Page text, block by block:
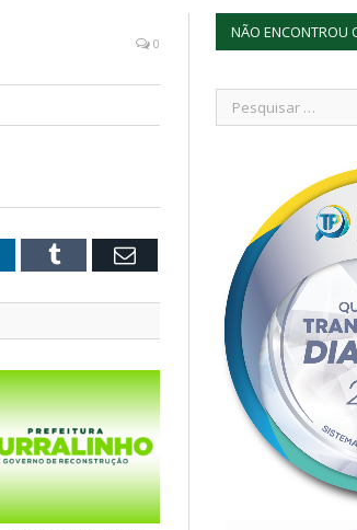
0
Tumblr Email
NÃO ENCONTROU